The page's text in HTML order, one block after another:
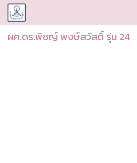
CUDAA
ผศ.ดร.พิชญ์ พงษ์สวัสดิ์ รุ่น 24